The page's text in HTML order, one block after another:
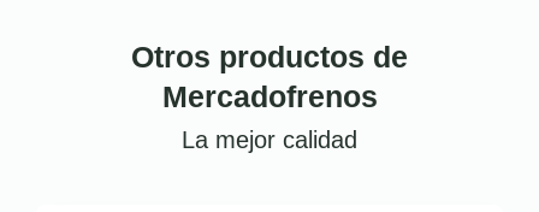
Otros productos de
Mercadofrenos
La mejor calidad